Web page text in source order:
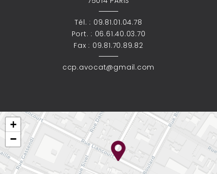
Tél. : 09.81.01.04.78
Port. : 06.61.40.03.70
Fax : 09.81.70.89.82
ccp.avocat@gmail.com
+
−